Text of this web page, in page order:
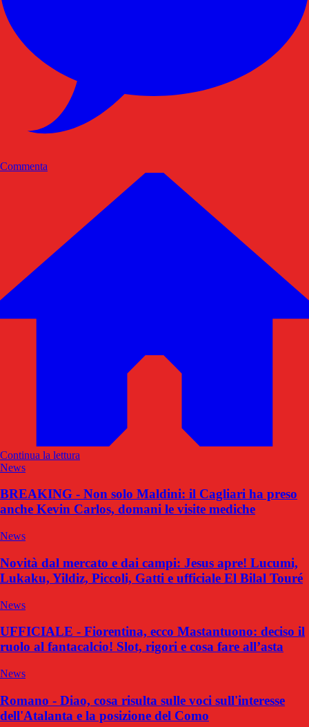
Commenta
Continua la lettura
News
BREAKING - Non solo Maldini: il Cagliari ha preso
anche Kevin Carlos, domani le visite mediche
News
Novità dal mercato e dai campi: Jesus apre! Lucumi,
Lukaku, Yildiz, Piccoli, Gatti e ufficiale El Bilal Touré
News
UFFICIALE - Fiorentina, ecco Mastantuono: deciso il
ruolo al fantacalcio! Slot, rigori e cosa fare all’asta
News
Romano - Diao, cosa risulta sulle voci sull'interesse
dell'Atalanta e la posizione del Como